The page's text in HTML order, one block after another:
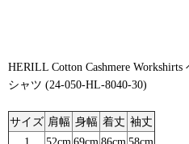
HERILL Cotton Cashmere
シャツ (24-050-HL-8040-30)
サイズ 肩幅 身幅 着丈 袖丈
1
52cm 69cm 86cm 58cm